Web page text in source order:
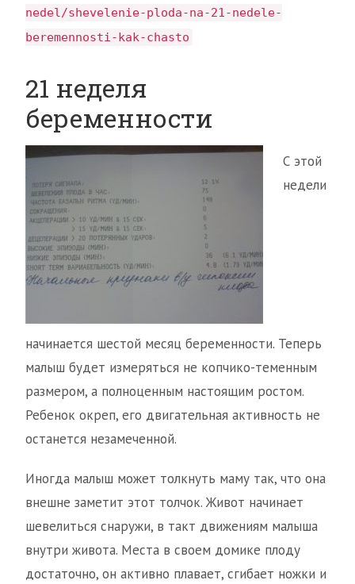
nedel/shevelenie-ploda-na-21-nedele-
beremennosti-kak-chasto
21 неделя
беременности
С этой
недели
начинается шестой месяц беременности. Теперь
малыш будет измеряться не копчико-теменным
размером, а полноценным настоящим ростом.
Ребенок окреп, его двигательная активность не
останется незамеченной.
Иногда малыш может толкнуть маму так, что она
внешне заметит этот толчок. Живот начинает
шевелиться снаружи, в такт движениям малыша
внутри живота. Места в своем домике плоду
достаточно, он активно плавает, сгибает ножки и